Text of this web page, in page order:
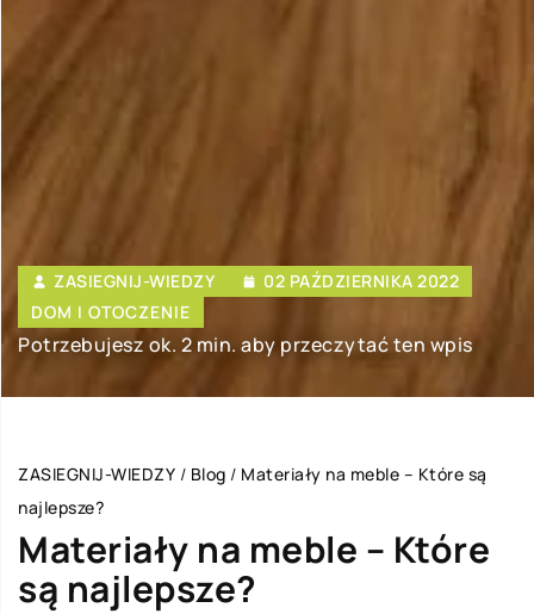
ZASIEGNIJ-WIEDZY
02 PAŹDZIERNIKA 2022
DOM I OTOCZENIE
Potrzebujesz ok. 2 min. aby przeczytać ten wpis
ZASIEGNIJ-WIEDZY / Blog / Materiały na meble – Które są
najlepsze?
Materiały na meble – Które
są najlepsze?